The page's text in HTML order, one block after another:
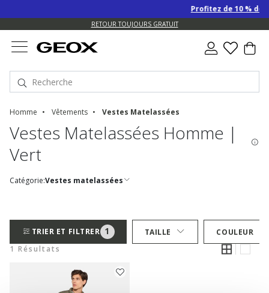
Profitez de 10 % de
RETOUR TOUJOURS GRATUIT
Homme Vêtements Vestes Matelassées
Vestes Matelassées Homme |
Vert
Catégorie:Vestes matelassées
TRIER ET FILTRER 1 TAILLE
COULEUR
1 Résultats